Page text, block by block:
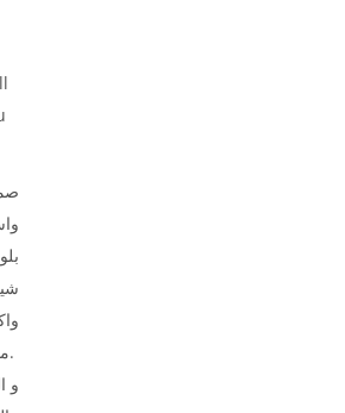
ملابس الأطفال.